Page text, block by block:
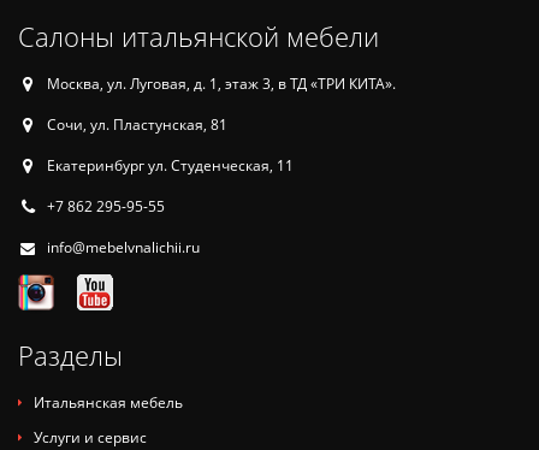
Салоны итальянской мебели
Москва, ул. Луговая, д. 1, этаж 3, в ТД «ТРИ КИТА».
Сочи, ул. Пластунская, 81
Екатеринбург ул. Студенческая, 11
+7 862 295-95-55
info@mebelvnalichii.ru
Разделы
Итальянская мебель
Услуги и сервис